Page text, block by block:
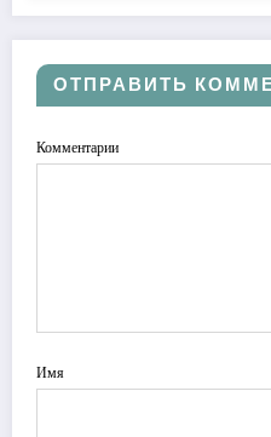
ОТПРАВИТЬ
Комментарии
Имя